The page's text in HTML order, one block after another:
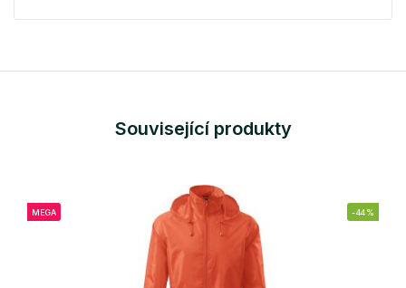
Související produkty
MEGA -44%